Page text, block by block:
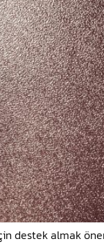
destek almak